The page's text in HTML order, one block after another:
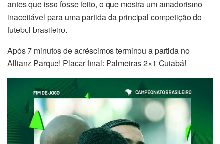
antes que isso fosse feito, o que mostra um amadorismo
inaceitável para uma partida da principal competição do
futebol brasileiro.
Após 7 minutos de acréscimos terminou a partida no
Allianz Parque! Placar final: Palmeiras 2×1 Cuiabá!